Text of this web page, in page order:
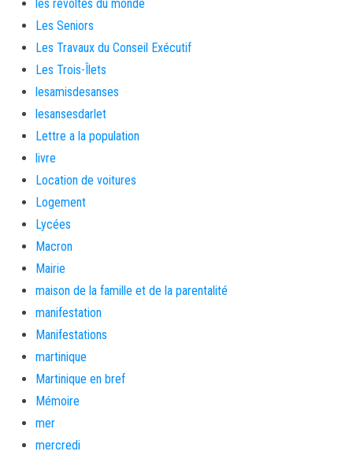
les révoltés du monde
Les Seniors
Les Travaux du Conseil Exécutif
Les Trois-Îlets
lesamisdesanses
lesansesdarlet
Lettre a la population
livre
Location de voitures
Logement
Lycées
Macron
Mairie
maison de la famille et de la parentalité
manifestation
Manifestations
martinique
Martinique en bref
Mémoire
mer
mercredi